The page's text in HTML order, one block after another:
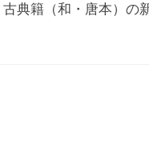
典籍（和・唐本）の